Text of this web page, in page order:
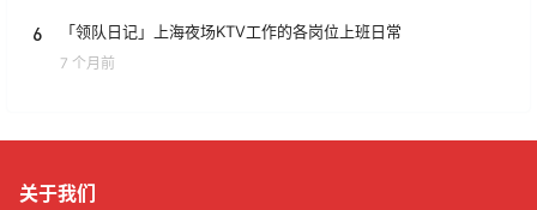
6 「领队日记」上海夜场KTV工作的各岗位上班日常
7 个月前
关于我们